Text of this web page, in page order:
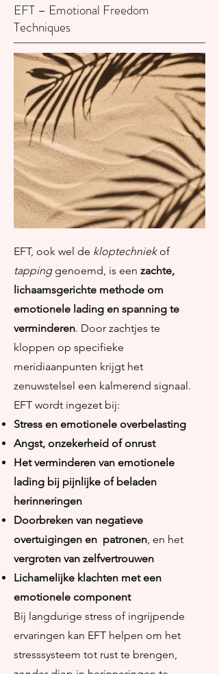
EFT – Emotional Freedom
Techniques
EFT, ook wel de kloptechniekof
tapping genoemd, is een zachte,
lichaamsgerichte methode om
emotionele lading en spanning te
verminderen. Door zachtjes te
kloppen op specifieke
meridiaanpunten krijgt het
zenuwstelsel een kalmerend signaal.
EFT wordt ingezet bij:
Stress en emotionele overbelasting
Angst, onzekerheid of onrust
Het verminderen van emotionele
lading bij pijnlijke of beladen
herinneringen
Doorbreken van negatieve
overtuigingen en patronen, en het
vergroten van zelfvertrouwen
Lichamelijke klachten met een
emotionele component
Bij langdurige stress of ingrijpende
ervaringen kan EFT helpen om het
stresssysteem tot rust te brengen,